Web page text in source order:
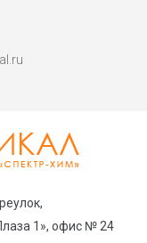
1», офис № 24